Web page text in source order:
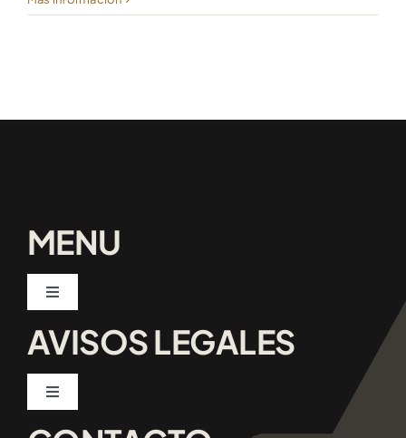
MENU
Toggle
Inicio
Servicios
AVISOS LEGALES
Toggle